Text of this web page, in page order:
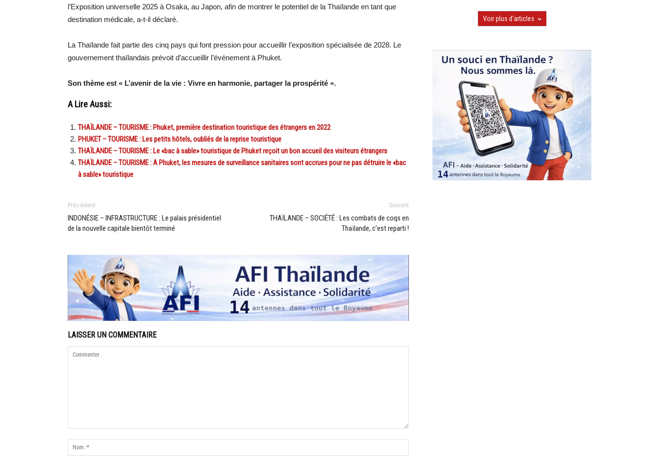
l’Exposition universelle 2025 à Osaka, au Japon, afin de montrer le potentiel de la Thaïlande en tant que
destination médicale, a-t-il déclaré.
La Thaïlande fait partie des cinq pays qui font pression pour accueillir l’exposition spécialisée de 2028. Le
gouvernement thaïlandais prévoit d’accueillir l’événement à Phuket.
Son thème est « L’avenir de la vie : Vivre en harmonie, partager la prospérité ».
A Lire Aussi:
THAÏLANDE – TOURISME : Phuket, première destination touristique des étrangers en 2022
PHUKET – TOURISME : Les petits hôtels, oubliés de la reprise touristique
THAÏLANDE – TOURISME : Le «bac à sable» touristique de Phuket reçoit un bon accueil des visiteurs étrangers
THAÏLANDE – TOURISME : A Phuket, les mesures de surveillance sanitaires sont accrues pour ne pas détruire le «bac
à sable» touristique
Précédent
INDONÉSIE – INFRASTRUCTURE : Le palais présidentiel
de la nouvelle capitale bientôt terminé
Suivant
THAÏLANDE – SOCIÉTÉ : Les combats de coqs en
Thaïlande, c’est reparti !
LAISSER UN COMMENTAIRE
Voir plus d'articles